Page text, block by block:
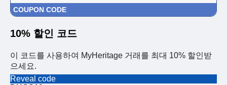
COUPON CODE
10% 할인 코드
이 코드를 사용하여 MyHeritage 거래를 최대 10% 할인받
으세요.
Reveal code